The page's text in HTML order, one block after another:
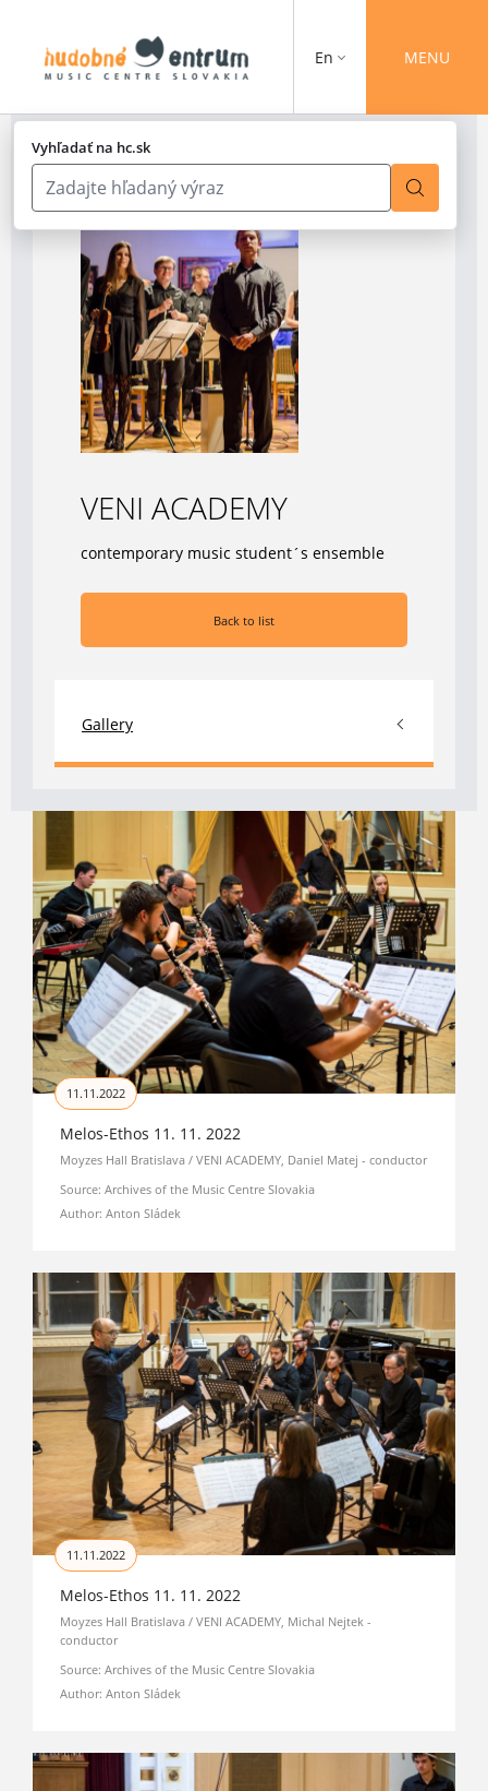
Vyhľadať na hc.sk
En MENU
VENI ACADEMY
contemporary music student´s ensemble
Back to list
Gallery
11.11.2022
Melos-Ethos 11. 11. 2022
Moyzes Hall Bratislava / VENI ACADEMY, Daniel Matej - conductor
Source: Archives of the Music Centre Slovakia
Author: Anton Sládek
11.11.2022
Melos-Ethos 11. 11. 2022
Moyzes Hall Bratislava / VENI ACADEMY, Michal Nejtek -
conductor
Source: Archives of the Music Centre Slovakia
Author: Anton Sládek